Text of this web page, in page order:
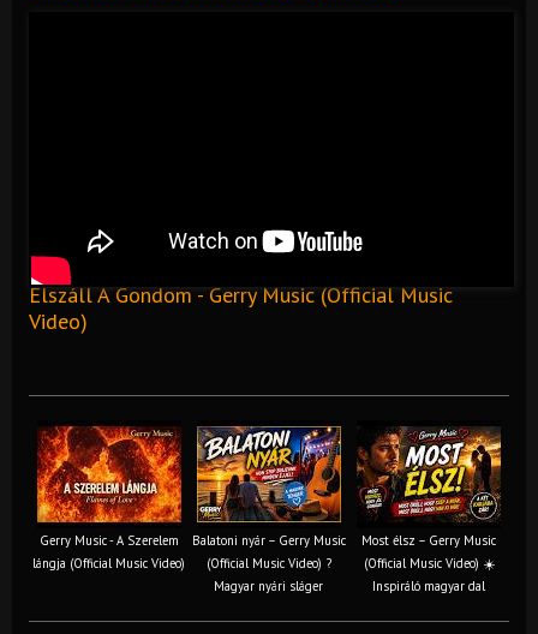
Elszáll A Gondom - Gerry Music (Official Music
Video)
Gerry Music - A Szerelem
lángja (Official Music Video)
Balatoni nyár – Gerry Music
(Official Music Video) ?
Magyar nyári sláger
Most élsz – Gerry Music
(Official Music Video) ☀️
Inspiráló magyar dal